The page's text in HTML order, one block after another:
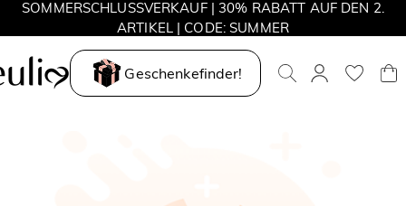
SOMMERSCHLUSSVERKAUF | 30% RABATT AUF DEN 2.
ARTIKEL | CODE: SUMMER
MOVE MY WAY | 3 KAUFEN, HALSKETTE GRATIS
Geschenkefinder!